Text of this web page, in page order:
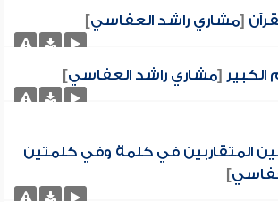
[مشاري راشد العفاسي]
الكبير [مشاري راشد العفاسي]
المتقاربين في كلمة وفي كلمتين
]